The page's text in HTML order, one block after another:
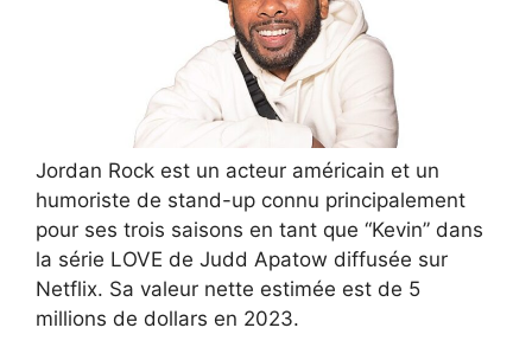
Jordan Rock est un acteur américain et un
humoriste de stand-up connu principalement
pour ses trois saisons en tant que “Kevin” dans
la série LOVE de Judd Apatow diffusée sur
Netflix. Sa valeur nette estimée est de 5
millions de dollars en 2023.